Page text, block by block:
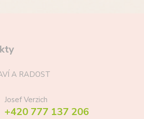
A RADOST
Josef Verzich
+420 777 137 206